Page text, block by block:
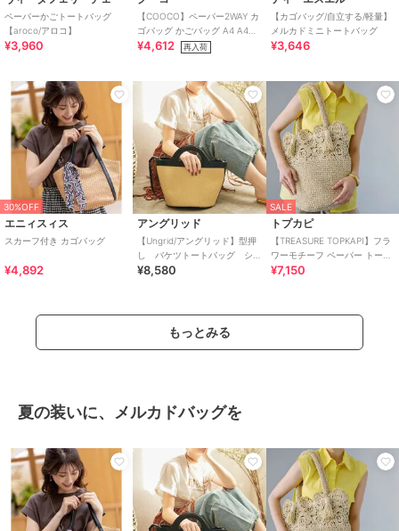
ペーパーかごトートバッグ
【aroco/アロコ】
¥3,960
【COOCO】ペーパー2WAY カ
ゴバッグ かごバッグ A4 A4収
納可能 2026新作
¥4,612 再入荷
【カゴバッグ/自立する/軽量】
メルカドミニトートバッグ
¥3,646
30%OFF
エニィスィス
スカーフ付き カゴバッグ
¥4,892
アングリッド
【Ungrid/アングリッド】型押
し バケツトートバッグ シ
ョルダーバッグ
¥8,580
SALE
トプカピ
【TREASURE TOPKAPI】フラ
ワーモチーフ ペーパー トート
バッグ
¥7,150
もっとみる
夏の装いに、メルカドバッグを